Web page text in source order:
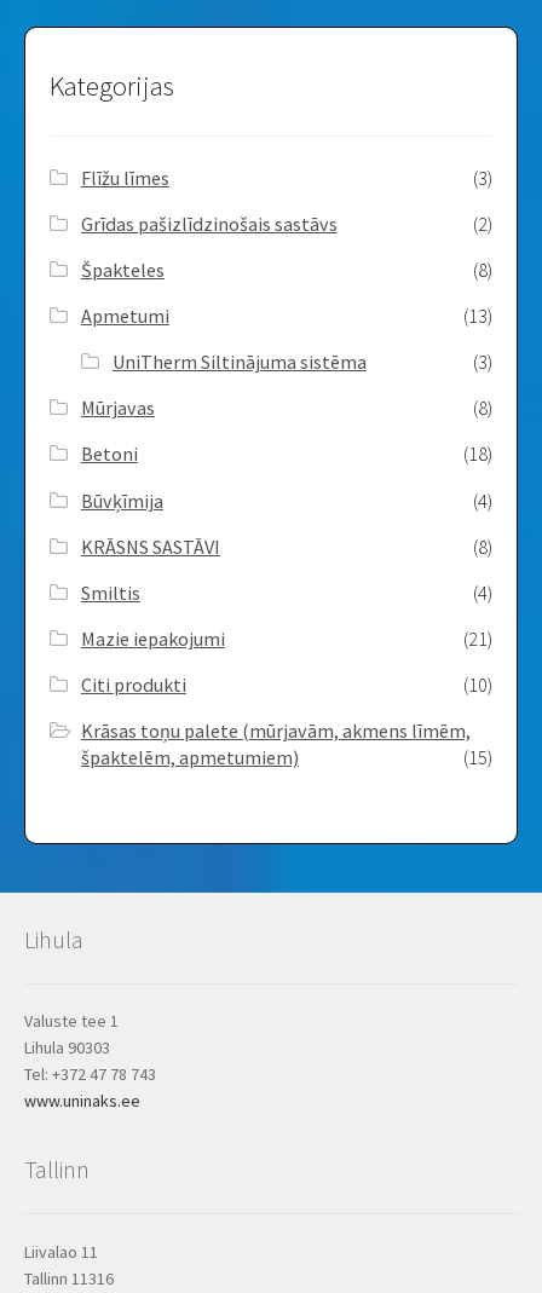
Kategorijas
Flīžu līmes
(3)
Grīdas pašizlīdzinošais sastāvs
(2)
Špakteles
(8)
Apmetumi
(13)
UniTherm Siltinājuma sistēma
(3)
Mūrjavas
(8)
Betoni
(18)
Būvķīmija
(4)
KRĀSNS SASTĀVI
(8)
Smiltis
(4)
Mazie iepakojumi
(21)
Citi produkti
(10)
Krāsas toņu palete (mūrjavām, akmens līmēm,
špaktelēm, apmetumiem)
(15)
Lihula
Valuste tee 1
Lihula 90303
Tel: +372 47 78 743
www.uninaks.ee
Tallinn
Liivalao 11
Tallinn 11316